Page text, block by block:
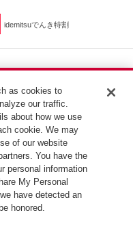
idemitsuでんき特割
（株） 約1.8km
ー
as cookies to
our traffic.
about how we use
cookie. We may
of our website
You have the
personal information
My Personal
have detected an
honored.